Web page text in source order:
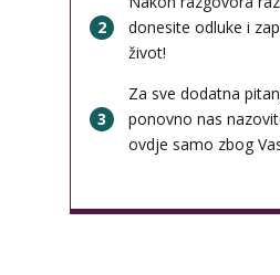
2
donesite odluke i
život!
3
Za sve dodatna
ponovno nas
ovdje samo zbog